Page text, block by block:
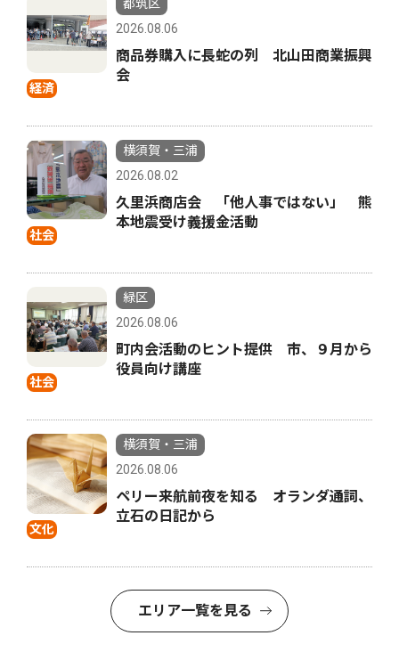
経済
都筑区
2026.08.06
商品券購入に長蛇の列 北山田商業振興
会
社会
横須賀・三浦
2026.08.02
久里浜商店会 「他人事ではない」 熊
本地震受け義援金活動
社会
緑区
2026.08.06
町内会活動のヒント提供 市、９月から
役員向け講座
文化
横須賀・三浦
2026.08.06
ペリー来航前夜を知る オランダ通詞、
立石の日記から
エリア一覧を見る